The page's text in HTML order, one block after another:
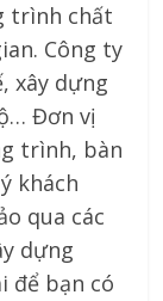
trình chất
Công ty
xây dựng
Đơn vị
trình, bàn
khách
qua các
dựng
để bạn có